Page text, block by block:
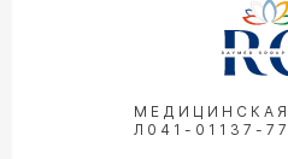
Л041-01137-